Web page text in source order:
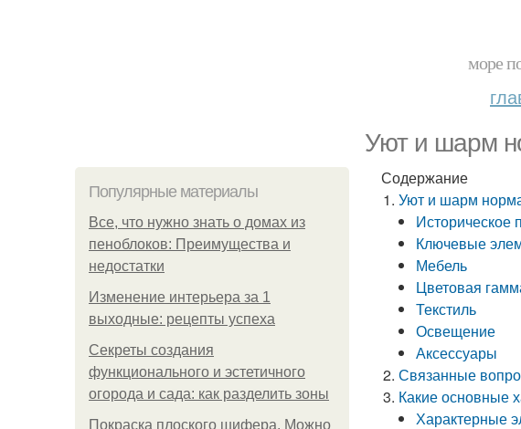
море
Уют и шарм
Популярные материалы
Все, что нужно знать о домах из
пеноблоков: Преимущества и
недостатки
Изменение интерьера за 1
выходные: рецепты успеха
Секреты создания
функционального и эстетичного
огорода и сада: как разделить зоны
Покраска плоского шифера. Можно
Содержание
Уют и шарм
Историческое
Ключевые
Мебель
Цветовая
Текстиль
Освещение
Аксессуары
Связанные
Какие основные
Характерные